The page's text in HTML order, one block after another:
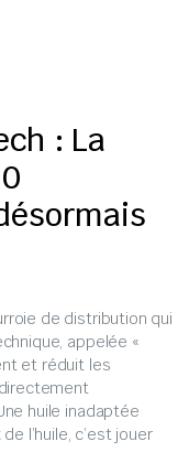
: La
de distribution qui
appelée «
et réduit les
huile inadaptée
l’huile, c’est jouer